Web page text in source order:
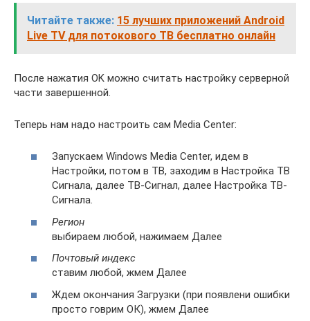
Читайте также: 15 лучших приложений Android
Live TV для потокового ТВ бесплатно онлайн
После нажатия OK можно считать настройку серверной
части завершенной.
Теперь нам надо настроить сам Media Center:
Запускаем Windows Media Center, идем в
Настройки, потом в ТВ, заходим в Настройка ТВ
Сигнала, далее ТВ-Сигнал, далее Настройка ТВ-
Сигнала.
Регион
выбираем любой, нажимаем Далее
Почтовый индекс
ставим любой, жмем Далее
Ждем окончания Загрузки (при появлени ошибки
просто говрим ОК), жмем Далее